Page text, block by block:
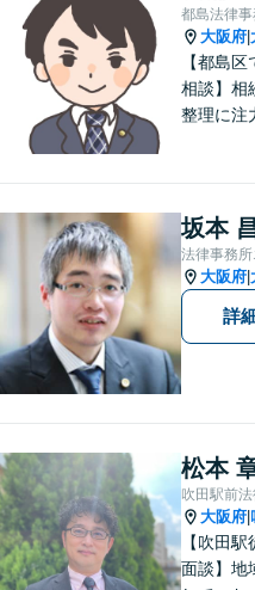
す。【休
見駅2分
都島法律
大阪府
【都島
相談】相
整理に注
様、まず
ださい。
坂本
法律事務所
大阪府
詳
松本
吹田駅前
大阪府
【吹田
面談】地